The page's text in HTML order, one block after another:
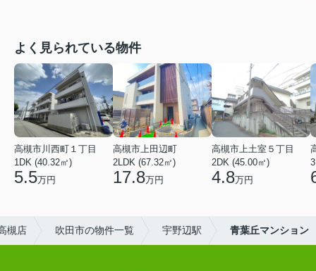
よく見られている物件
高槻市川西町１丁目
1DK (40.32㎡)
5.5万円
高槻市上田辺町
2LDK (67.32㎡)
17.8万円
高槻市上土室５丁目
2DK (45.00㎡)
4.8万円
槻店 吹田市の物件一覧 宇野辺駅 青葉丘マンション